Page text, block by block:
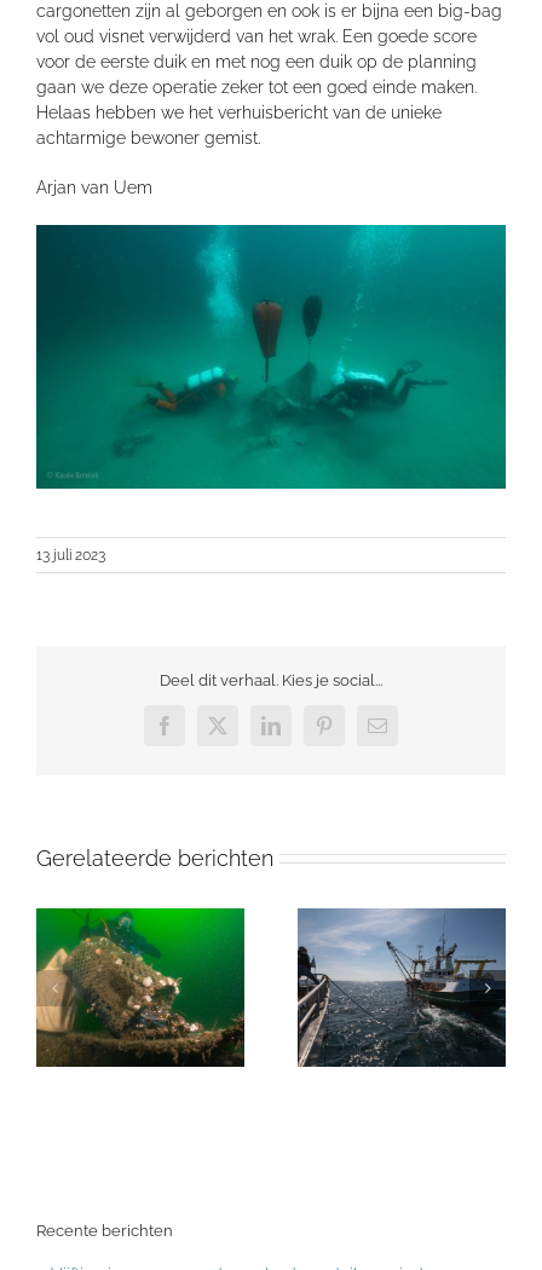
cargonetten zijn al geborgen en ook is er bijna een big-bag
vol oud visnet verwijderd van het wrak. Een goede score
voor de eerste duik en met nog een duik op de planning
gaan we deze operatie zeker tot een goed einde maken.
Helaas hebben we het verhuisbericht van de unieke
achtarmige bewoner gemist.
Arjan van Uem
13 juli 2023
Deel dit verhaal. Kies je social...
Facebook
X LinkedInPinterest
E-
Gerelateerde berichten
Recente berichten